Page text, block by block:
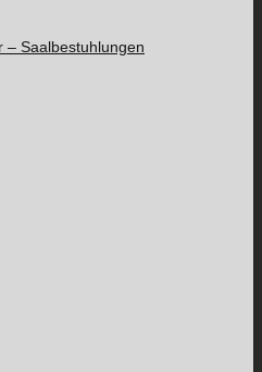
– Saalbestuhlungen